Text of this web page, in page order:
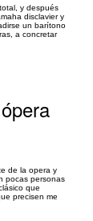
y después
disclavier y
un barítono
a concretar
de la opera y
pocas personas
que
precisen me